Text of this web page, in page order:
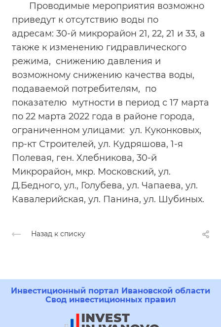
Проводимые мероприятия возможно
приведут к отсутствию воды по
адресам: 30-й микрорайон 21, 22, 21 и 33, а
также к изменению гидравлического
режима, снижению давления и
возможному снижению качества воды,
подаваемой потребителям, по
показателю мутности в период с 17 марта
по 22 марта 2022 года в районе города,
ограниченном улицами: ул. Куконковых,
пр-кт Строителей, ул. Кудряшова, 1-я
Полевая, ген. Хлебникова, 30-й
Микрорайон, мкр. Московский, ул.
Д.Бедного, ул., Голубева, ул. Чапаева, ул.
Кавалерийская, ул. Панина, ул. Шубиных.
Назад к списку
Инвестиционный портал Ивановской области
Свод инвестиционных правил